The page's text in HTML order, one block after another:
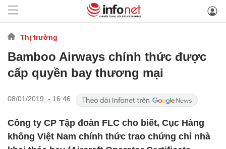
Thị trường
Bamboo Airways chính thức được
cấp quyền bay thương mại
08/01/2019 - 16:46
Công ty CP Tập đoàn FLC cho biết, Cục Hàng
không Việt Nam chính thức trao chứng chỉ nhà